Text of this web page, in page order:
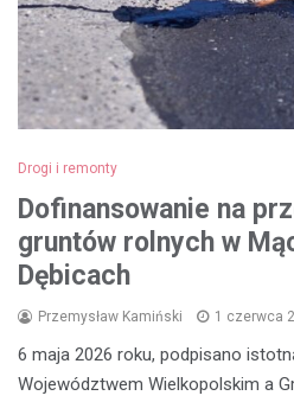
Drogi i remonty
Dofinansowanie na
gruntów rolnych w
Dębicach
Przemysław Kamiński 1 czerwca
6 maja 2026 roku, podpisano
Województwem Wielkopolskim a